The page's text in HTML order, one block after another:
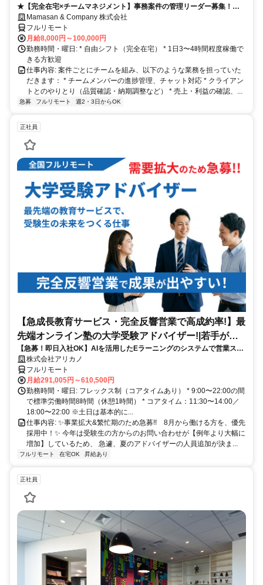
★【完全在宅×チームマネジメント】事務案件の管理リーダー募集！店
長経験歓迎◎成果が収入に直結！
Mamasan & Company 株式会社
フルリモート
月給8,000円～100,000円
勤務時間・曜日: * 自由シフト（完全在宅） * 1日3〜4時間程度稼働で
きる方歓迎
仕事内容: 案件ごとにチームを組み、以下のような業務を担っていた
だきます： * チームメンバーの進捗管理、チャット対応 * クライアン
トとのやりとり（品質確認・納期調整など） * 売上・利益の確認、...
急募 フルリモート 週2・3日からOK
正社員
【急成長教育サービス・完全反響営業で高成約率!】最
先端オンライン塾の大学受験アドバイザー!|若手が多
数活躍中!「フルリモート勤務」
【急募！即日入社OK】AIを活用したEラーニングのシステムで営業スキ
ルがどんどん身につく！未経験でも、入社1か月目から成果を出せる環
境です。
株式会社アリカノ
フルリモート
月給291,005円～610,500円
勤務時間・曜日: フレックス制（コアタイムあり） * 9:00〜22:00の間
で標準労働時間8時間（休憩1時間） * コアタイム：11:30〜14:00／
18:00〜22:00 ※土日は基本的に...
仕事内容: ✨️事業拡大&繁忙期のため急募!! 8月から働ける方を、優先
採用中！✨️ 今年は受験生の方からのお問い合わせが【例年より大幅に
増加】しているため、 急遽、夏のアドバイザーの人員追加が決ま...
フルリモート 在宅OK 昇給あり
正社員